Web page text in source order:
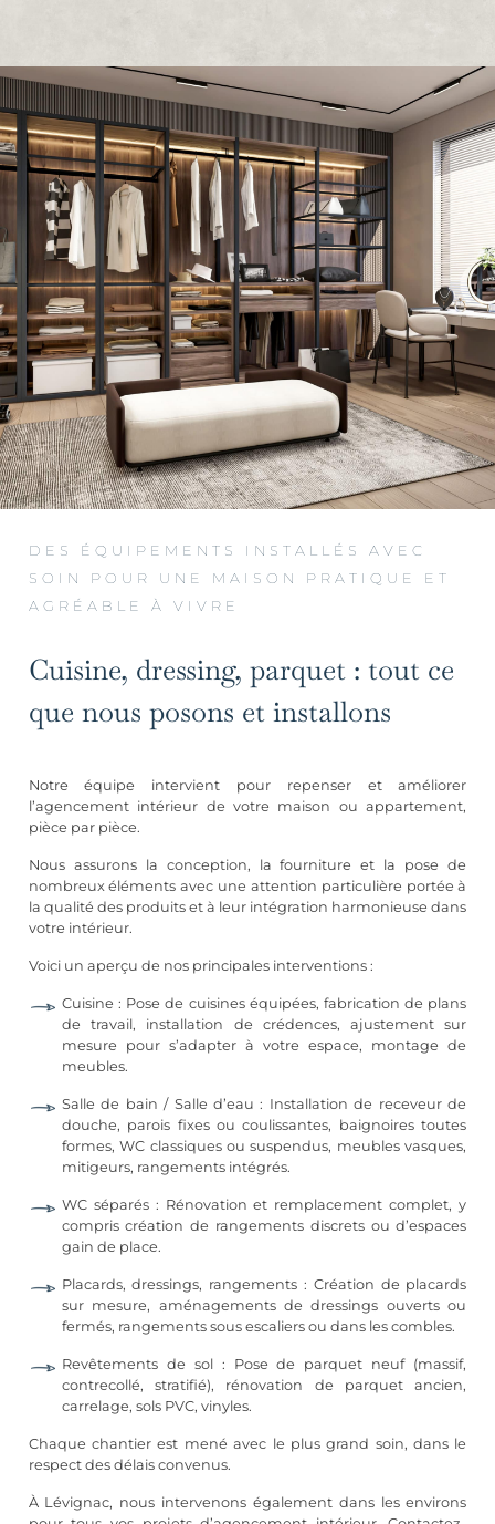
DES ÉQUIPEMENTS INSTALLÉS AVEC
SOIN POUR UNE MAISON PRATIQUE ET
AGRÉABLE À VIVRE
Cuisine, dressing, parquet : tout ce
que nous posons et installons
Notre équipe intervient pour repenser et améliorer
l’agencement intérieur de votre maison ou appartement,
pièce par pièce.
Nous assurons la conception, la fourniture et la pose de
nombreux éléments avec une attention particulière portée à
la qualité des produits et à leur intégration harmonieuse dans
votre intérieur.
Voici un aperçu de nos principales interventions :
Cuisine : Pose de cuisines équipées, fabrication de plans
de travail, installation de crédences, ajustement sur
mesure pour s’adapter à votre espace, montage de
meubles.
Salle de bain / Salle d’eau : Installation de receveur de
douche, parois fixes ou coulissantes, baignoires toutes
formes, WC classiques ou suspendus, meubles vasques,
mitigeurs, rangements intégrés.
WC séparés : Rénovation et remplacement complet, y
compris création de rangements discrets ou d’espaces
gain de place.
Placards, dressings, rangements : Création de placards
sur mesure, aménagements de dressings ouverts ou
fermés, rangements sous escaliers ou dans les combles.
Revêtements de sol : Pose de parquet neuf (massif,
contrecollé, stratifié), rénovation de parquet ancien,
carrelage, sols PVC, vinyles.
Chaque chantier est mené avec le plus grand soin, dans le
respect des délais convenus.
À Lévignac, nous intervenons également dans les environs